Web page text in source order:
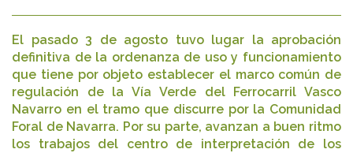
El pasado 3 de agosto tuvo lugar la aprobación
definitiva de la ordenanza de uso y funcionamiento
que tiene por objeto establecer el marco común de
regulación de la Vía Verde del Ferrocarril Vasco
Navarro en el tramo que discurre por la Comunidad
Foral de Navarra. Por su parte, avanzan a buen ritmo
los trabajos del centro de interpretación de los